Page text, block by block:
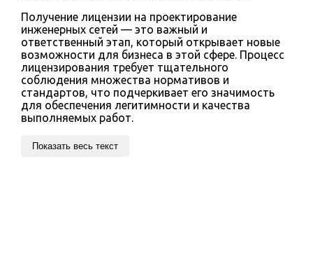
Получение лицензии на проектирование
инженерных сетей — это важный и
ответственный этап, который открывает новые
возможности для бизнеса в этой сфере. Процесс
лицензирования требует тщательного
соблюдения множества нормативов и
стандартов, что подчеркивает его значимость
для обеспечения легитимности и качества
выполняемых работ.
Показать весь текст